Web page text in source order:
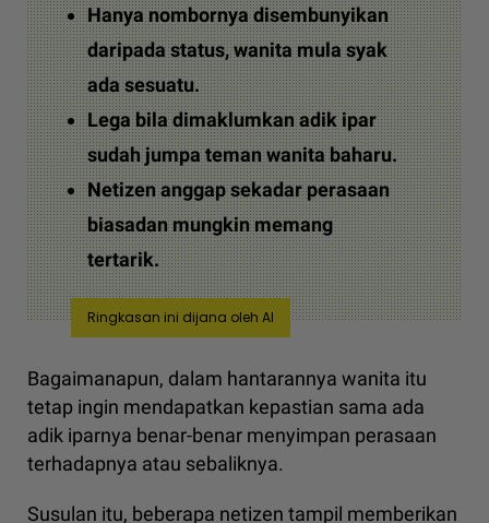
Hanya nombornya disembunyikan
daripada status, wanita mula syak
ada sesuatu.
Lega bila dimaklumkan adik ipar
sudah jumpa teman wanita baharu.
Netizen anggap sekadar perasaan
biasadan mungkin memang
tertarik.
Ringkasan ini dijana oleh AI
Bagaimanapun, dalam hantarannya wanita itu
tetap ingin mendapatkan kepastian sama ada
adik iparnya benar-benar menyimpan perasaan
terhadapnya atau sebaliknya.
Susulan itu, beberapa netizen tampil memberikan